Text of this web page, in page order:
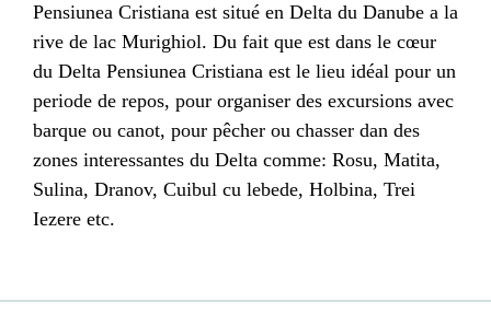
Pensiunea Cristiana est situé en Delta du Danube a la
rive de lac Murighiol. Du fait que est dans le cœur
du Delta Pensiunea Cristiana est le lieu idéal pour un
periode de repos, pour organiser des excursions avec
barque ou canot, pour pêcher ou chasser dan des
zones interessantes du Delta comme: Rosu, Matita,
Sulina, Dranov, Cuibul cu lebede, Holbina, Trei
Iezere etc.